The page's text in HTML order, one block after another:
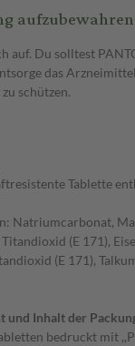
Du solltest
das
schützen.
Tablette
Natriumcarbonat,
(E 171),
(E 171),
und Inhalt der
bedruckt mit